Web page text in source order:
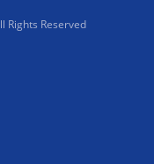
Rights Reserved